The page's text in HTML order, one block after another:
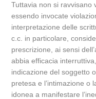
Tuttavia non si ravvisano
essendo invocate
interpretazione delle
c.c. in particolare,
prescrizione, ai sensi
abbia efficacia
indicazione del soggetto
pretesa e l’intimazione o
idonea a manifestare